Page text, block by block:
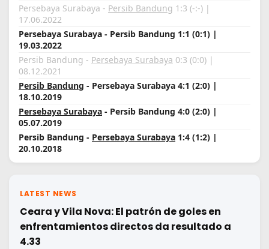
Persebaya Surabaya - Persib Bandung 1:3 (-:-) |
17.06.2022
Persebaya Surabaya - Persib Bandung 1:1 (0:1) |
19.03.2022
Persib Bandung - Persebaya Surabaya 0:3 (0:0) |
08.12.2021
Persib Bandung - Persebaya Surabaya 4:1 (2:0) |
18.10.2019
Persebaya Surabaya - Persib Bandung 4:0 (2:0) |
05.07.2019
Persib Bandung - Persebaya Surabaya 1:4 (1:2) |
20.10.2018
LATEST NEWS
Ceara y Vila Nova: El patrón de goles en
enfrentamientos directos da resultado a
4.33